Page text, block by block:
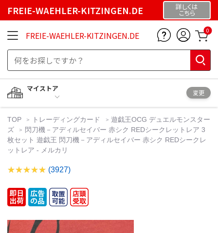
FREIE-WAEHLER-KITZINGEN.DE 詳しくは
こちら
FREIE-WAEHLER-KITZINGEN.DE 0
マイストア
変更
TOP トレーディングカード
遊戯王OCG デュエルモンスター
ズ
閃刀機－アディルセイバー 赤シク REDシークレットレア 3
枚セット 遊戯王 閃刀機－アディルセイバー 赤シク REDシークレ
ットレア - メルカリ
(3927)